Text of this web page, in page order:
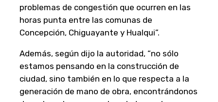
problemas de congestión que ocurren en las
horas punta entre las comunas de
Concepción, Chiguayante y Hualqui”.
Además, según dijo la autoridad, “no sólo
estamos pensando en la construcción de
ciudad, sino también en lo que respecta a la
generación de mano de obra, encontrándonos